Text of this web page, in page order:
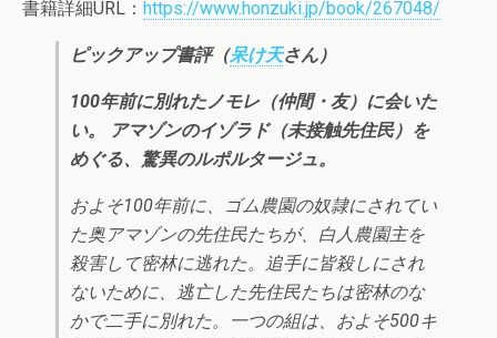
書籍詳細URL： https://www.honzuki.jp/book/267048/
ピックアップ書評（呆け天さん）
100年前に別れたノモレ（仲間・友）に会いた
い。 アマゾンのイゾラド（未接触先住民）を
めぐる、驚異のルポルタージュ。
およそ100年前に、ゴム農園の奴隷にされてい
た奥アマゾンの先住民たちが、白人農園主を
殺害して密林に逃れた。追手に皆殺しにされ
ないために、逃亡した先住民たちは密林のな
かで二手に別れた。一つの組は、およそ500キ